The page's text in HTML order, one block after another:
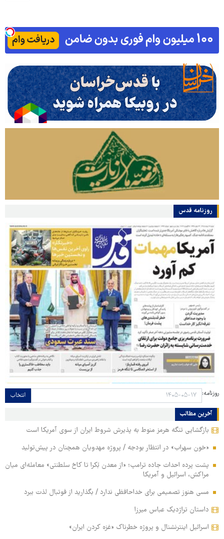
روزنامه قدس
روزنامه: انتخاب
آخرین مطالب
بازگشایی تنگه هرمز منوط به پذیرش شروط ایران از سوی آمریکا است
«خون سهراب» در انتظار بودجه / پروژه مهدویان همچنان در پیش‌تولید
پشت پرده احداث جاده ترامپ؛ «از معدن بُکرا تا کاخ سلطنتی» معامله‌ای میان
مراکش، اسرائیل و آمریکا
مسی هنوز تصمیمی برای خداحافظی ندارد / بگذارید از فوتبال لذت ببرد
داستان تراژدیک عباس میرزا
اسرائیل اینترنشنال و پروژه خطرناک «غزه کردن ایران»